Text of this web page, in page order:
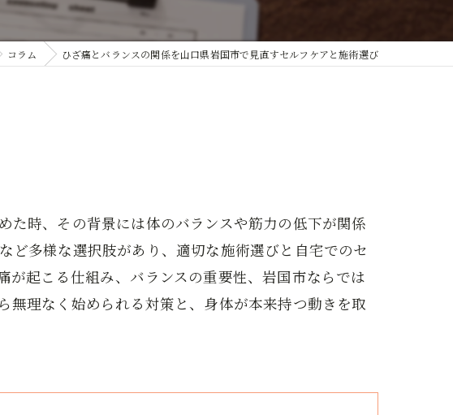
コラム ひざ痛とバランスの関係を山口県岩国市で見直すセルフケアと施術選び
た時、その背景には体のバランスや筋力の低下が関係
ど多様な選択肢があり、適切な施術選びと自宅でのセ
起こる仕組み、バランスの重要性、岩国市ならでは
無理なく始められる対策と、身体が本来持つ動きを取